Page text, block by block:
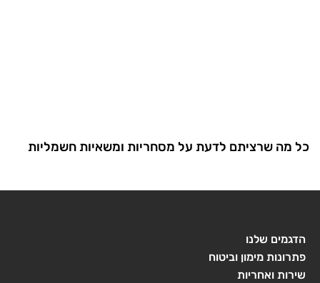
כל מה שרציתם לדעת על מסחריות ומשאיות חשמליות
הדגמים שלנו
פתרונות מימון וביטוח
שירות ואחריות